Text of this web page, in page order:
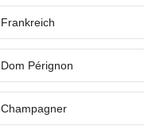
Frankreich
Dom Pérignon
Champagner